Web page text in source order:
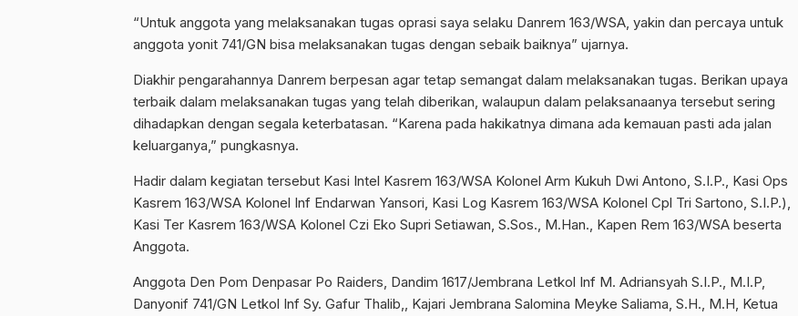
“Untuk anggota yang melaksanakan tugas oprasi saya selaku Danrem 163/WSA, yakin dan percaya untuk
anggota yonit 741/GN bisa melaksanakan tugas dengan sebaik baiknya” ujarnya.
Diakhir pengarahannya Danrem berpesan agar tetap semangat dalam melaksanakan tugas. Berikan upaya
terbaik dalam melaksanakan tugas yang telah diberikan, walaupun dalam pelaksanaanya tersebut sering
dihadapkan dengan segala keterbatasan. “Karena pada hakikatnya dimana ada kemauan pasti ada jalan
keluarganya,” pungkasnya.
Hadir dalam kegiatan tersebut Kasi Intel Kasrem 163/WSA Kolonel Arm Kukuh Dwi Antono, S.I.P., Kasi Ops
Kasrem 163/WSA Kolonel Inf Endarwan Yansori, Kasi Log Kasrem 163/WSA Kolonel Cpl Tri Sartono, S.I.P.),
Kasi Ter Kasrem 163/WSA Kolonel Czi Eko Supri Setiawan, S.Sos., M.Han., Kapen Rem 163/WSA beserta
Anggota.
Anggota Den Pom Denpasar Po Raiders, Dandim 1617/Jembrana Letkol Inf M. Adriansyah S.I.P., M.I.P,
Danyonif 741/GN Letkol Inf Sy. Gafur Thalib,, Kajari Jembrana Salomina Meyke Saliama, S.H., M.H, Ketua